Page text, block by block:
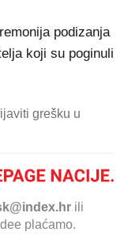
podizanja
koji su poginuli
grešku u
ili
plaćamo.